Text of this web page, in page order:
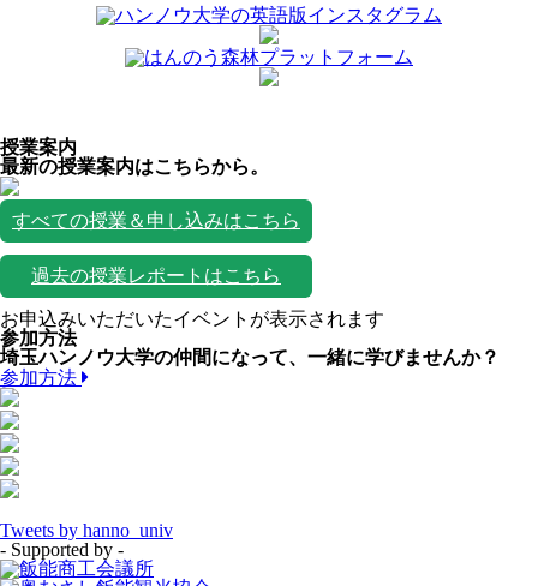
授業案内
最新の授業案内はこちらから。
すべての授業＆申し込みはこちら
過去の授業レポートはこちら
お申込みいただいたイベントが表示されます
参加方法
埼玉ハンノウ大学の仲間になって、一緒に学びませんか？
参加方法
Tweets by hanno_univ
- Supported by -